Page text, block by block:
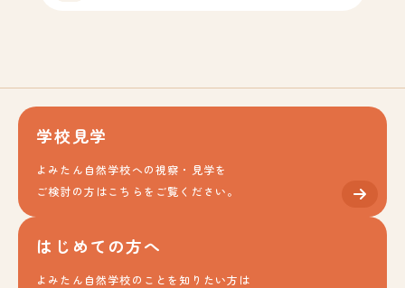
学校見学
よみたん自然学校への視察・見学を
ご検討の方はこちらをご覧ください。
はじめての方へ
よみたん自然学校のことを知りたい方は